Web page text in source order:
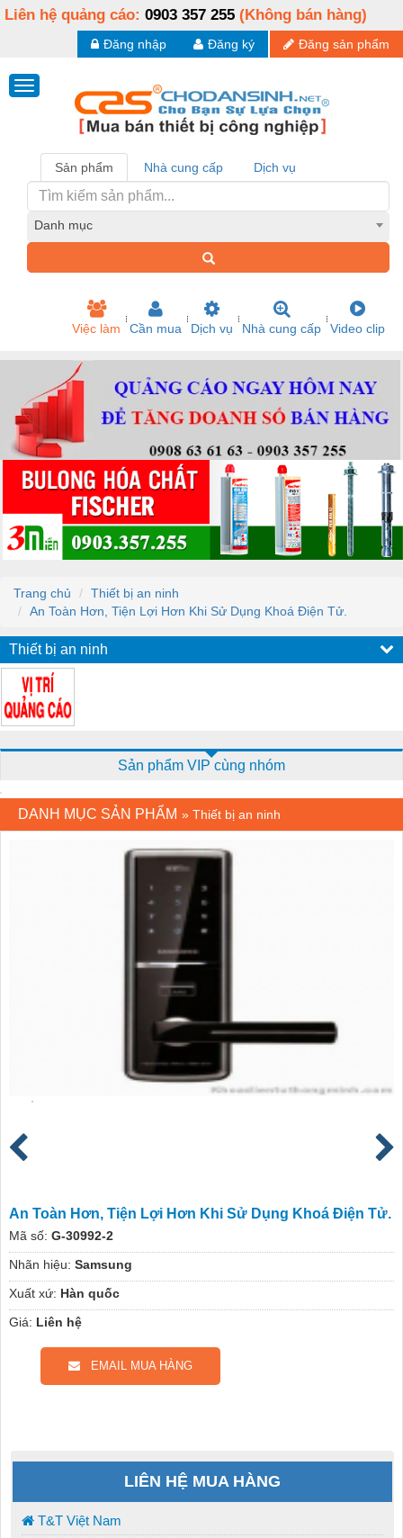
Liên hệ quảng cáo: 0903 357 255 (Không bán hàng)
Đăng sản phẩm
Đăng ký
Đăng nhập
Sản phẩm Nhà cung cấp Dịch vụ
Danh mục
Việc làm Cần mua Dịch vụ Nhà cung cấp Video clip
Trang chủ
Thiết bị an ninh
An Toàn Hơn, Tiện Lợi Hơn Khi Sử Dụng Khoá Điện Tử.
Thiết bị an ninh
Sản phẩm VIP cùng nhóm
DANH MỤC SẢN PHẨM » Thiết bị an ninh
An Toàn Hơn, Tiện Lợi Hơn Khi Sử Dụng Khoá Điện Tử.
Mã số: G-30992-2
Nhãn hiệu: Samsung
Xuất xứ: Hàn quốc
Giá: Liên hệ
EMAIL MUA HÀNG
LIÊN HỆ MUA HÀNG
T&T Việt Nam